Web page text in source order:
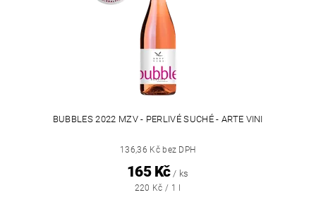
BUBBLES 2022 MZV - PERLIVÉ SUCHÉ - ARTE VINI
136,36 Kč bez DPH
165 Kč / ks
220 Kč / 1 l